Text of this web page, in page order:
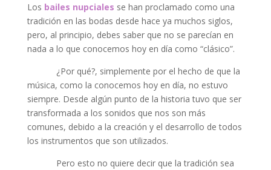
Los bailes nupciales se han proclamado como una
tradición en las bodas desde hace ya muchos siglos,
pero, al principio, debes saber que no se parecían en
nada a lo que conocemos hoy en día como “clásico”.
¿Por qué?, simplemente por el hecho de que la
música, como la conocemos hoy en día, no estuvo
siempre. Desde algún punto de la historia tuvo que ser
transformada a los sonidos que nos son más
comunes, debido a la creación y el desarrollo de todos
los instrumentos que son utilizados.
Pero esto no quiere decir que la tradición sea